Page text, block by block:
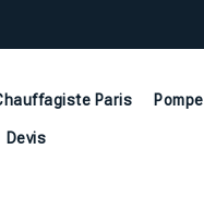
Paris
Devis